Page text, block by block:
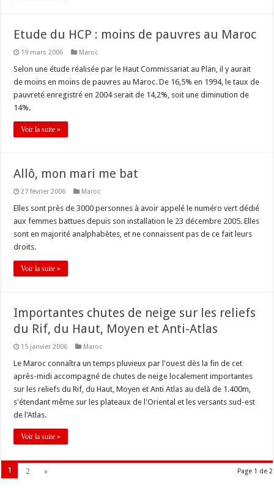
Etude du HCP : moins de pauvres au Maroc
19 mars 2006 Maroc
Selon une étude réalisée par le Haut Commissariat au Plan, il y aurait
de moins en moins de pauvres au Maroc. De 16,5% en 1994, le taux de
pauvreté enregistré en 2004 serait de 14,2%, soit une diminution de
14%.
Voir la suite »
Allô, mon mari me bat
27 février 2006 Maroc
Elles sont près de 3000 personnes à avoir appelé le numéro vert dédié
aux femmes battues depuis son installation le 23 décembre 2005. Elles
sont en majorité analphabètes, et ne connaissent pas de ce fait leurs
droits.
Voir la suite »
Importantes chutes de neige sur les reliefs
du Rif, du Haut, Moyen et Anti-Atlas
15 janvier 2006 Maroc
Le Maroc connaîtra un temps pluvieux par l'ouest dès la fin de cet
après-midi accompagné de chutes de neige localement importantes
sur les reliefs du Rif, du Haut, Moyen et Anti Atlas au delà de 1.400m,
s'étendant même sur les plateaux de l'Oriental et les versants sud-est
de l'Atlas.
Voir la suite »
Page 1 de 2
1 2 »